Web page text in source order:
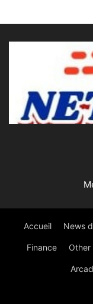
Accueil News
Finance Other